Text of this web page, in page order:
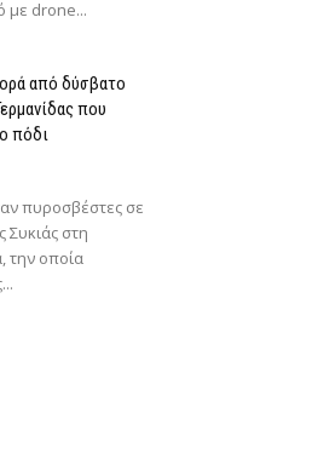
με drone...
από δύσβατο
που
πόδι
πυροσβέστες σε
Συκιάς στη
την οποία